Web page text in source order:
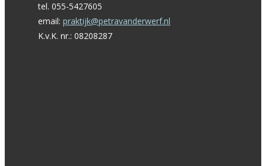
tel. 055-5427605
email: praktijk@petravanderwerf.nl
K.v.K. nr.: 08208287